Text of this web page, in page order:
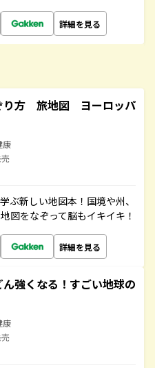
詳細を見る
り方 旅地図 ヨーロッパ
康
ぶ新しい地図本！国境や州、
図をなぞって脳もイキイキ！
詳細を見る
強くなる！すごい地球の
康